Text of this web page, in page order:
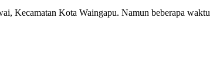
Kecamatan Kota Waingapu. Namun beberapa waktu